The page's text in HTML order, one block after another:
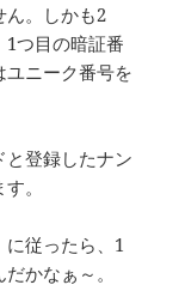
ん。しかも2
つ目の暗証番
ニーク番号を
登録したナン
。
従ったら、1
かなぁ～。